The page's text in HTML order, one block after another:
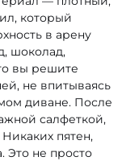
который
в арену
шоколад,
вы решите
не впитываясь
диване. После
салфеткой,
пятен,
Это не просто